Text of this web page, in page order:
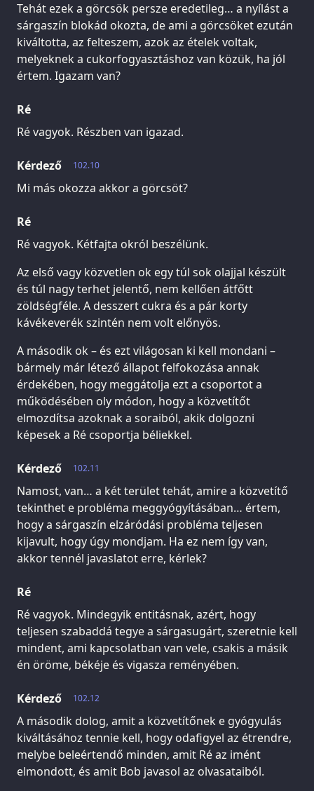
Tehát ezek a görcsök persze eredetileg… a nyílást a
sárgaszín blokád okozta, de ami a görcsöket ezután
kiváltotta, az felteszem, azok az ételek voltak,
melyeknek a cukorfogyasztáshoz van közük, ha jól
értem. Igazam van?
Ré
Ré vagyok. Részben van igazad.
102.10
Kérdező
Mi más okozza akkor a görcsöt?
Ré
Ré vagyok. Kétfajta okról beszélünk.
Az első vagy közvetlen ok egy túl sok olajjal készült
és túl nagy terhet jelentő, nem kellően átfőtt
zöldségféle. A desszert cukra és a pár korty
kávékeverék szintén nem volt előnyös.
A második ok – és ezt világosan ki kell mondani –
bármely már létező állapot felfokozása annak
érdekében, hogy meggátolja ezt a csoportot a
működésében oly módon, hogy a közvetítőt
elmozdítsa azoknak a soraiból, akik dolgozni
képesek a Ré csoportja béliekkel.
102.11
Kérdező
Namost, van… a két terület tehát, amire a közvetítő
tekinthet e probléma meggyógyításában… értem,
hogy a sárgaszín elzáródási probléma teljesen
kijavult, hogy úgy mondjam. Ha ez nem így van,
akkor tennél javaslatot erre, kérlek?
Ré
Ré vagyok. Mindegyik entitásnak, azért, hogy
teljesen szabaddá tegye a sárgasugárt, szeretnie kell
mindent, ami kapcsolatban van vele, csakis a másik
én öröme, békéje és vigasza reményében.
102.12
Kérdező
A második dolog, amit a közvetítőnek e gyógyulás
kiváltásához tennie kell, hogy odafigyel az étrendre,
melybe beleértendő minden, amit Ré az imént
elmondott, és amit Bob javasol az olvasataiból.